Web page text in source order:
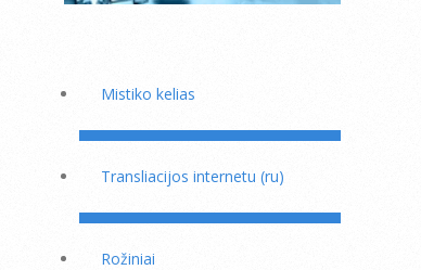
Mistiko kelias
Transliacijos internetu (ru)
Rožiniai